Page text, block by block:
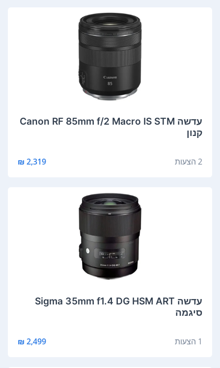
‏עדשה Canon RF 85mm f/2 Macro IS STM
קנון
2 הצעות 2,319 ₪
‏עדשה Sigma 35mm f1.4 DG HSM ART
סיגמה
1 הצעות 2,499 ₪